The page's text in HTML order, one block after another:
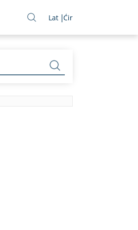
Lat Ćir